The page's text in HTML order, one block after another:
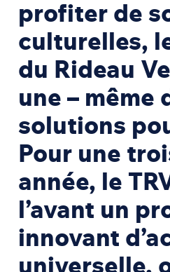
profiter de
culturelles,
du Rideau
une – même
solutions
Pour une
année, le
l’avant un
innovant